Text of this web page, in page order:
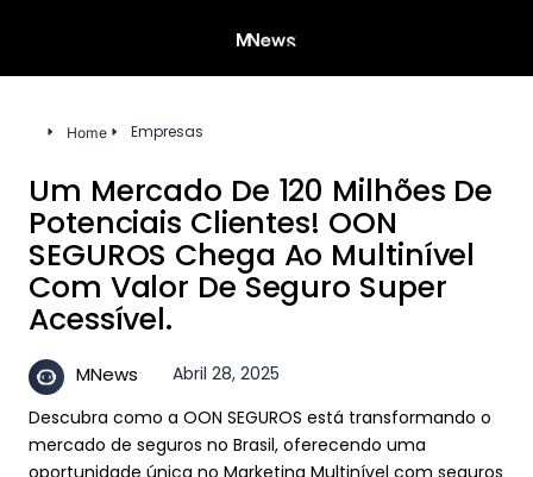
Home Empresas
Um Mercado De 120 Milhões De
Potenciais Clientes! OON
SEGUROS Chega Ao Multinível
Com Valor De Seguro Super
Acessível.
MNews
Abril 28, 2025
Descubra como a OON SEGUROS está transformando o
mercado de seguros no Brasil, oferecendo uma
oportunidade única no Marketing Multinível com seguros